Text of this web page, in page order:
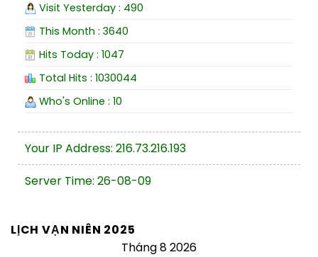
Visit Yesterday : 490
This Month : 3640
Hits Today : 1047
Total Hits : 1030044
Who's Online : 10
Your IP Address: 216.73.216.193
Server Time: 26-08-09
LỊCH VẠN NIÊN 2025
Tháng 8 2026